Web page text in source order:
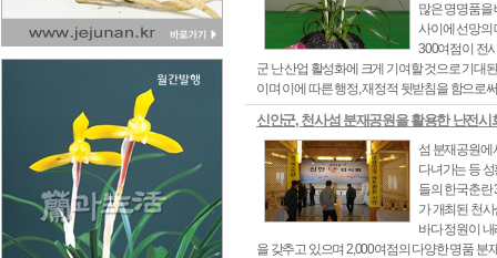
많은 명명품을
사이에 선망의
300여점이 전
군 난 산업 활성화에 크게 기여할 것으로 기대
이며 이에 따른 행정, 재정적 뒷받침을 함으로
신안군, 천사섬 분재공원을 활용한 난전시
섬 분재공원에
다녀가는 등
들의 한국춘란
가 개최된 천
바다 정원이
을 갖추고 있으며 2,000여점의 다양한 명품